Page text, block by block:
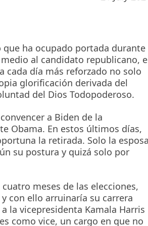
ha ocupado portada durante
al candidato republicano,
cada día más reforzado no solo
glorificación derivada del
del Dios Todopoderoso.
a Biden de la
Obama. En estos últimos días,
la retirada. Solo la
su postura y quizá solo por
meses de las elecciones,
con ello arruinaría su carrera
la vicepresidenta Kamala Harris
como vice, un cargo en que no